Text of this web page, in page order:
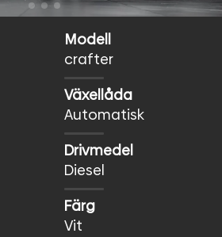
Modell
crafter
Växellåda
Automatisk
Drivmedel
Diesel
Färg
Vit